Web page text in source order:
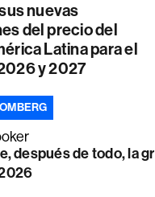
nuevas
del precio del
Latina para el
y 2027
después de todo, la